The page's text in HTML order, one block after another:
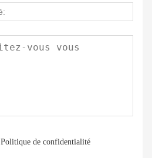
Politique de confidentialité